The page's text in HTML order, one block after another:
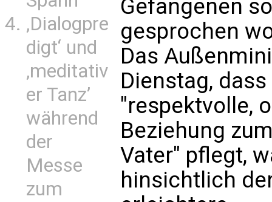
‚Dialogpre
digt‘ und
‚meditativ
er Tanz’
während
der
Messe
zum
Gefangenen
gesprochen
Das
Dienstag,
"respektvolle,
Beziehung
Vater" pflegt,
hinsichtlich